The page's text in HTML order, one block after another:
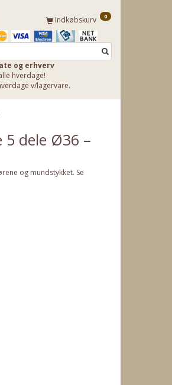
Indkøbskurv 0
og erhverv
hverdage!
v/lagervare.
dele Ø36 –
og mundstykket. Se